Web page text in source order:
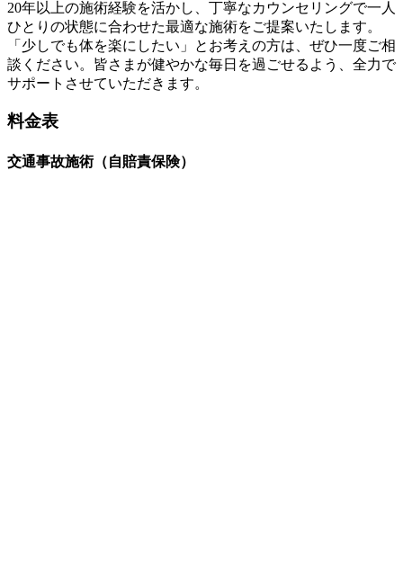
20年以上の施術経験を活かし、丁寧なカウンセリングで一人
ひとりの状態に合わせた最適な施術をご提案いたします。
「少しでも体を楽にしたい」とお考えの方は、ぜひ一度ご相
談ください。皆さまが健やかな毎日を過ごせるよう、全力で
サポートさせていただきます。
料金表
交通事故施術（自賠責保険）